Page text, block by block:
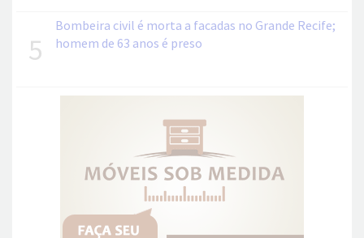
5
Bombeira civil é morta a facadas no Grande Recife;
homem de 63 anos é preso